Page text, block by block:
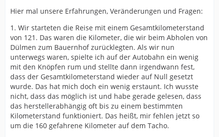
Hier mal unsere Erfahrungen, Veränderungen und Fragen:
1. Wir starteten die Reise mit einem Gesamtkilometerstand
von 121. Das waren die Kilometer, die wir beim Abholen von
Dülmen zum Bauernhof zurücklegten. Als wir nun
unterwegs waren, spielte ich auf der Autobahn ein wenig
mit den Knöpfen rum und stellte dann irgendwann fest,
dass der Gesamtkilometerstand wieder auf Null gesetzt
wurde. Das hat mich doch ein wenig erstaunt. Ich wusste
nicht, dass das möglich ist und habe gerade gelesen, dass
das herstellerabhängig oft bis zu einem bestimmten
Kilometerstand funktioniert. Das heißt, mir fehlen jetzt so
um die 160 gefahrene Kilometer auf dem Tacho.